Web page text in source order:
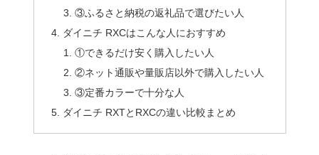
③ふるさと納税の返礼品で選びたい人
ダイニチ RXCはこんな人におすすめ
①できるだけ安く購入したい人
②ネット通販や量販店以外で購入したい人
③定番カラーで十分な人
ダイニチ RXTとRXCの違い比較まとめ